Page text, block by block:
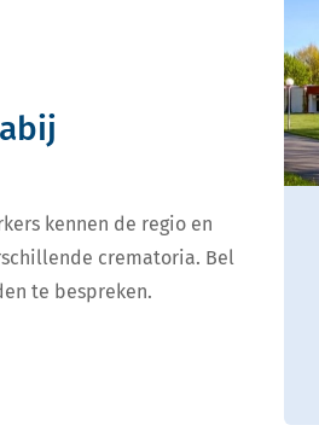
kennen de regio en
crematoria. Bel
te bespreken.